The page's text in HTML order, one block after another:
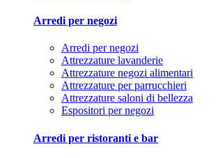
Arredi per negozi
Arredi per negozi
Attrezzature lavanderie
Attrezzature negozi alimentari
Attrezzature per parrucchieri
Attrezzature saloni di bellezza
Espositori per negozi
Arredi per ristoranti e bar